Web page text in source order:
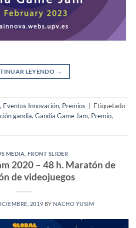
LEYENDO →
, Eventos Innovación, Premios
Etiquetado
gandia, Gandia Game Jam, Premio,
MEDIA FRONT SLIDER
2020 – 48 h. Maratón de
de videojuegos
2019 BY NACHO YUSIM